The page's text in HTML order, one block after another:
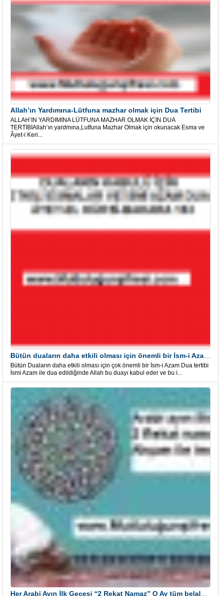
Allah’ın Yardımına-Lütfuna mazhar olmak için Dua Tertibi
ALLAH’IN YARDIMINA LÜTFUNA MAZHAR OLMAK İÇİN DUA
TERTİBİAllah’ın yardmına,Lutfuna Mazhar Olmak için okunacak Esma ve
Âyet-i Keri...
Bütün Duaların daha etkili olması için çok önemli bir İsm-i Azam Dua tertibi
İsmi Azam ile dua edildiğinde Allah bu duayı kabul eder ve bu i...